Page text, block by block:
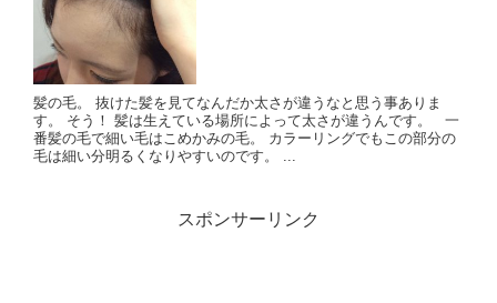
髪の毛。 抜けた髪を見てなんだか太さが違うなと思う事ありま
す。 そう！ 髪は生えている場所によって太さが違うんです。 一
番髪の毛で細い毛はこめかみの毛。 カラーリングでもこの部分の
毛は細い分明るくなりやすいのです。 ...
スポンサーリンク